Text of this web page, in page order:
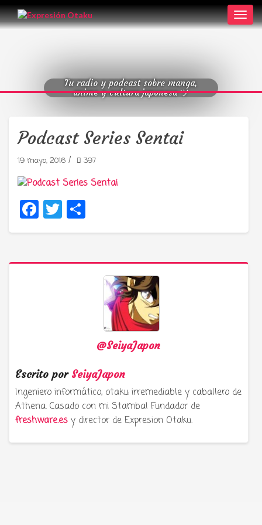
Tu radio y podcast sobre manga,
anime y cultura japonesa ツ
Podcast Series Sentai
19 mayo, 2016 / 397
Facebook
Twitter
@SeiyaJapon
Escrito por SeiyaJapon
Ingeniero informático, otaku irremediable y caballero de
Athena. Casado con mi Stamba! Fundador de
freshware.es y director de Expresion Otaku.